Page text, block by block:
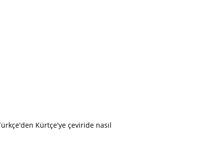
Kürtçe'ye çeviride nasıl